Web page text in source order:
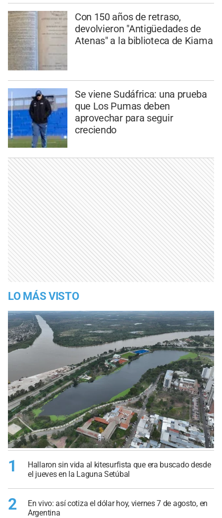
Con 150 años de retraso,
devolvieron "Antigüedades de
Atenas" a la biblioteca de Kiama
Se viene Sudáfrica: una prueba
que Los Pumas deben
aprovechar para seguir
creciendo
LO MÁS VISTO
1
Hallaron sin vida al kitesurfista que era buscado desde
el jueves en la Laguna Setúbal
2
En vivo: así cotiza el dólar hoy, viernes 7 de agosto, en
Argentina